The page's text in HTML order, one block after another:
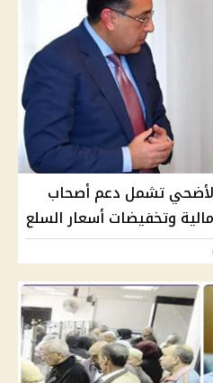
تشمل دعم أصحاب
وتخفيضات أسعار السلع